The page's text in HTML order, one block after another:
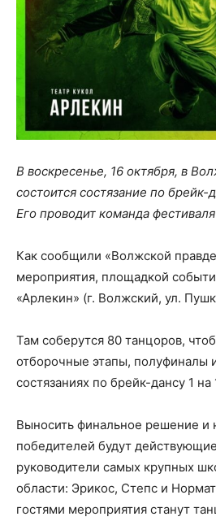
В воскресенье, 16 октября, в
состоится состязание по брейк-
Его проводит команда
Как сообщили «Волжской
мероприятия, площадкой
«Арлекин» (г. Волжский, ул.
Там соберутся 80 танцоров,
отборочные этапы, полуфиналы
состязаниях по брейк-дансу 1 на
Выносить финальное решение и
победителей будут
руководители самых крупных
области: Эрикос, Степс и
гостями мероприятия станут